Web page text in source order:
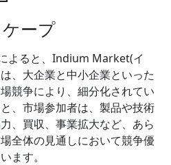
ープ
よると、Indium Market(イ
、大企業と中小企業といった
競争により、細分化されてい
、市場参加者は、製品や技術
、買収、事業拡大など、あら
全体の見通しにおいて競争優
ます。